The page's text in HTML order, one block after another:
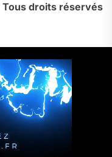
Tous droits réservés